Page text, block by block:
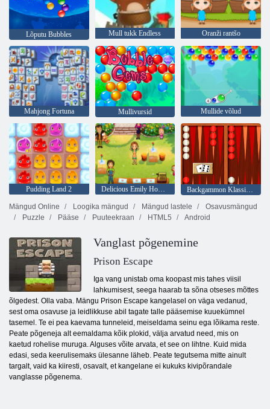
Lõputu Bubbles Mull tukk Endless Oranži rantšo
Mahjong Fortuna Mullivursid Mullide võlud
Pudding Land 2 Delicious Emily Home Sweet Home
Backgammon Klassikaline
Mängud Online
Loogika mängud Mängud lastele
Osavusmängud
Puzzle
Pääse Puuteekraan HTML5 Android
Vanglast põgenemine
Prison Escape
Iga vang unistab oma koopast mis tahes viisil
lahkumisest, seega haarab ta sõna otseses mõttes
õlgedest. Olla vaba. Mängu Prison Escape kangelasel on väga vedanud,
sest oma osavuse ja leidlikkuse abil tagate talle pääsemise kuuekümnel
tasemel. Te ei pea kaevama tunneleid, meiseldama seinu ega lõikama reste.
Peate põgeneja alt eemaldama kõik plokid, välja arvatud need, mis on
kaetud rohelise muruga. Alguses võite arvata, et see on lihtne. Kuid mida
edasi, seda keerulisemaks ülesanne läheb. Peate tegutsema mitte ainult
targalt, vaid ka kiiresti, osavalt, et kangelane ei kukuks kivipõrandale
vanglasse põgenema.